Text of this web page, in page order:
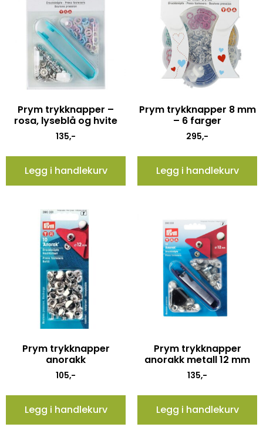
Prym trykknapper –
rosa, lyseblå og hvite
135,-
Legg i handlekurv
Prym trykknapper 8 mm
– 6 farger
295,-
Legg i handlekurv
Prym trykknapper
anorakk
105,-
Legg i handlekurv
Prym trykknapper
anorakk metall 12 mm
135,-
Legg i handlekurv